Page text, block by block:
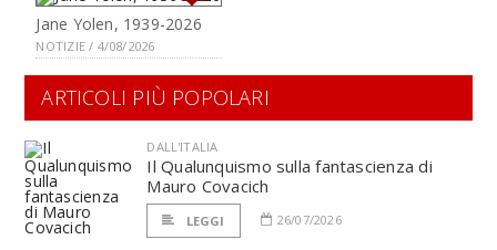
Jane Yolen, 1939-2026
NOTIZIE / 4/08/2026
ARTICOLI PIÙ POPOLARI
DALL'ITALIA
Il Qualunquismo sulla fantascienza di
Mauro Covacich
LEGGI 26/07/2026